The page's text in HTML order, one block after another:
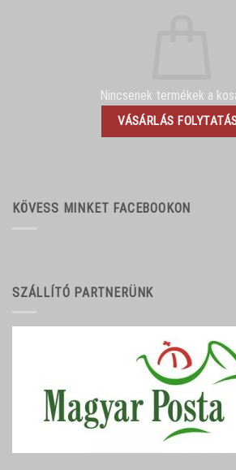
Nincsenek termékek a
VÁSÁRLÁS
KÖVESS MINKET FACEBOOKON
SZÁLLÍTÓ PARTNERÜNK